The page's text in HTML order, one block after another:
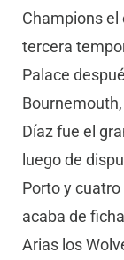
Champions el
tercera
Palace
Díaz fue el
luego de
Porto y
acaba de
Arias los